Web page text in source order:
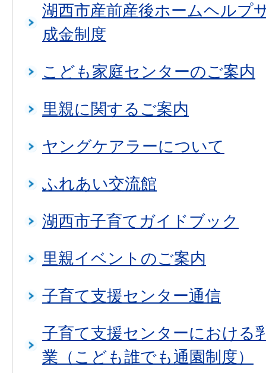
湖西市産前産後ホームヘルプ
成金制度
こども家庭センターのご案内
里親に関するご案内
ヤングケアラーについて
ふれあい交流館
湖西市子育てガイドブック
里親イベントのご案内
子育て支援センター通信
子育て支援センターにおける
業（こども誰でも通園制度）